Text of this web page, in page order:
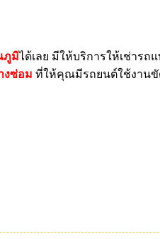
ภูมิได้เลย มีให้บริการให้เช่ารถ
งซ่อม ที่ให้คุณมีรถยนต์ใช้งาน